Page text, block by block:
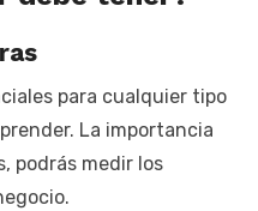
para cualquier tipo
La importancia
podrás medir los